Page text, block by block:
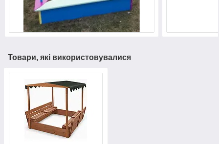
Товари, які використовувалися